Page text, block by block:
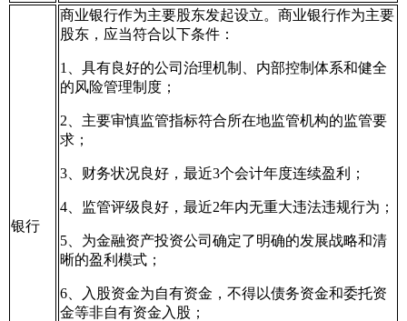
银行
商业银行作为主要股东发起设立。商业银行作为主要
股东，应当符合以下条件：
1、具有良好的公司治理机制、内部控制体系和健全
的风险管理制度；
2、主要审慎监管指标符合所在地监管机构的监管要
求；
3、财务状况良好，最近3个会计年度连续盈利；
4、监管评级良好，最近2年内无重大违法违规行为；
5、为金融资产投资公司确定了明确的发展战略和清
晰的盈利模式；
6、入股资金为自有资金，不得以债务资金和委托资
金等非自有资金入股；